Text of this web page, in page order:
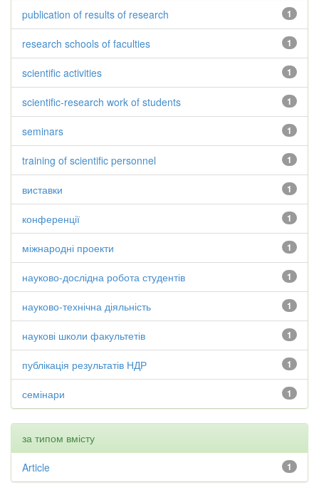
1
publication of results of research
1
research schools of faculties
1
scientific activities
1
scientific-research work of students
1
seminars
1
training of scientific personnel
1
виставки
1
конференції
1
міжнародні проекти
1
науково-дослідна робота студентів
1
науково-технічна діяльність
1
наукові школи факультетів
1
публікація результатів НДР
1
семінари
за типом вмісту
1
Article